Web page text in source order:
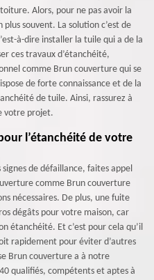
Alors, pour ne pas avoir la
souvent. La solution c’est de
à-dire installer la tuile qui a de la
ces travaux d’étanchéité,
comme Brun couverture qui se
de forte connaissance et de la
de tuile. Ainsi, rassurez à
votre projet.
l’étanchéité de votre
de défaillance, faites appel
comme Brun couverture
nécessaires. De plus, une fuite
dégâts pour votre maison, car
étanchéité. Et c’est pour cela qu’il
rapidement pour éviter d’autres
Brun couverture a à notre
qualifiés, compétents et aptes à